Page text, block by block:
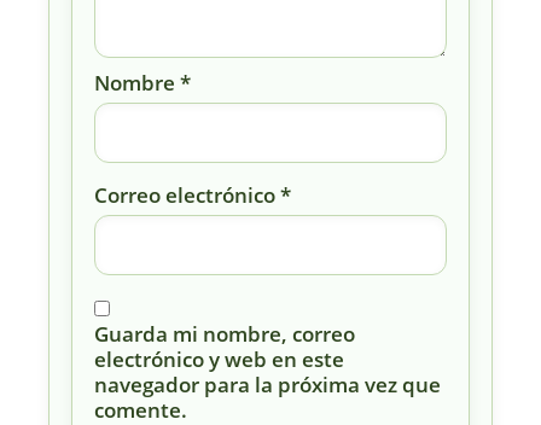
Nombre *
Correo electrónico*
Guarda mi nombre, correo
electrónico y web en este
navegador para la próxima vez que
comente.